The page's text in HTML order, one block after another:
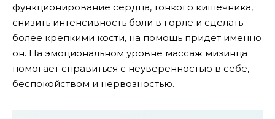
функционирование сердца, тонкого кишечника,
снизить интенсивность боли в горле и сделать
более крепкими кости, на помощь придет именно
он. На эмоциональном уровне массаж мизинца
помогает справиться с неуверенностью в себе,
беспокойством и нервозностью.